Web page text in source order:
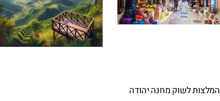
המלצות לשוק מחנה יהודה